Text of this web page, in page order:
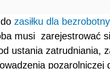
zasiłku dla bezrobotny
musi zarejestrować
ustania zatrudniania,
pozarolniczej